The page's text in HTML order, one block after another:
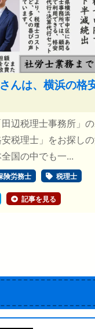
んは、横浜の格
辺税理士事務所」
税理士」をお探し
国の中でも一...
険労務士 税理士
記事を見る